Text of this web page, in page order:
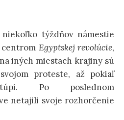
týždňov námestie
Egyptskej revolúcie,
iných miestach krajiny sú
proteste, až pokiaľ
Po poslednom
netajili svoje rozhorčenie